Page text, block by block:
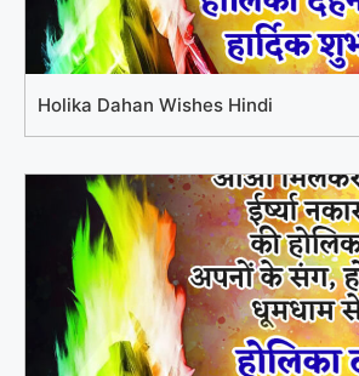
Holika Dahan Wishes Hindi